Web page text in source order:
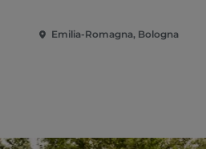
Emilia-Romagna, Bologna